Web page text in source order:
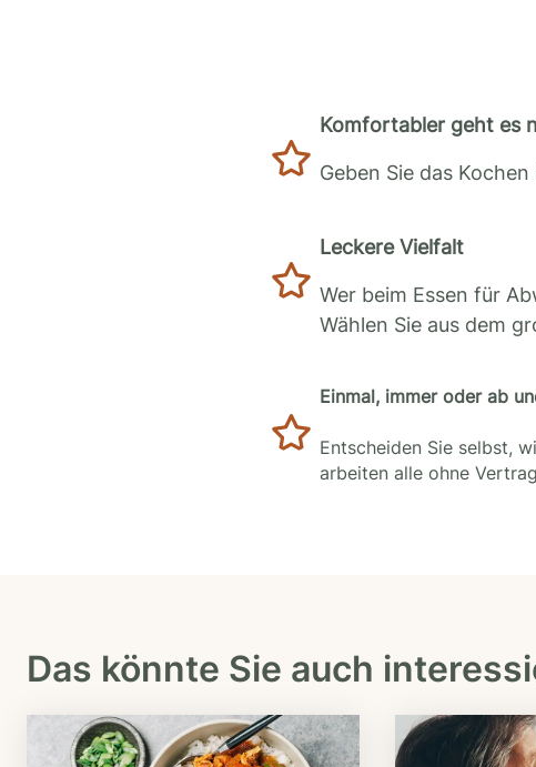
Komfortabler geht es
Geben Sie das
Leckere Vielfalt
Wer beim Essen für
Wählen Sie aus dem
Einmal, immer oder ab
Entscheiden Sie selbst,
arbeiten alle ohne
Das könnte Sie auch